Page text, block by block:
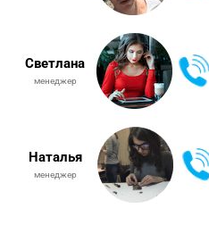
Светлана
менеджер
Наталья
менеджер